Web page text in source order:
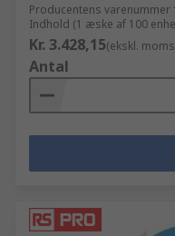
Producentens varenummer
Indhold (1 æske af 100
Kr. 3.428,15(ekskl.
Antal